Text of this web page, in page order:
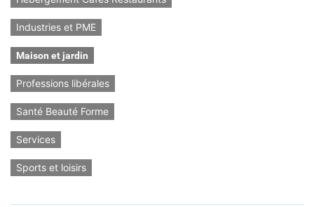
Industries et PME
Maison et jardin
Professions libérales
Santé Beauté Forme
Services
Sports et loisirs